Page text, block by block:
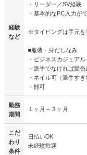
経験
など
・リーダー／SV経験
・基本的なPC入力が
※タイピングは手元を
■服装・身だしなみ
・ビジネスカジュアル
・派手でなければ髪色
・ネイル可（派手すぎ
・髭可
勤務
期間
１ヶ月～３ヶ月
こだ
わり
条件
日払いOK
未経験歓迎